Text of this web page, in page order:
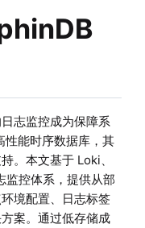
志监控成为保障系
能时序数据库，其
。本文基于 Loki、
控体系，提供从部
境配置、日志标签
案。通过低存储成